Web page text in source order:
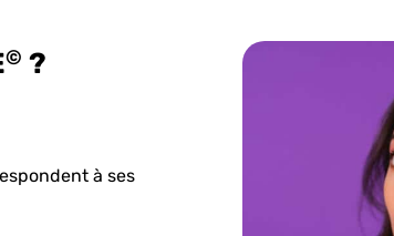
© ?
à ses